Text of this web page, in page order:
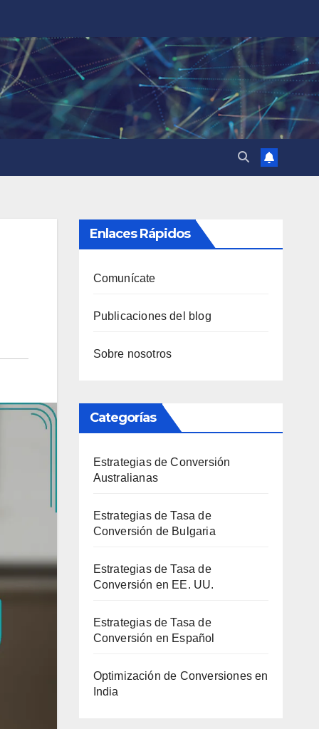
Enlaces Rápidos
Comunícate
Publicaciones del blog
Sobre nosotros
Categorías
Estrategias de Conversión
Australianas
Estrategias de Tasa de
Conversión de Bulgaria
Estrategias de Tasa de
Conversión en EE. UU.
Estrategias de Tasa de
Conversión en Español
Optimización de Conversiones en
India